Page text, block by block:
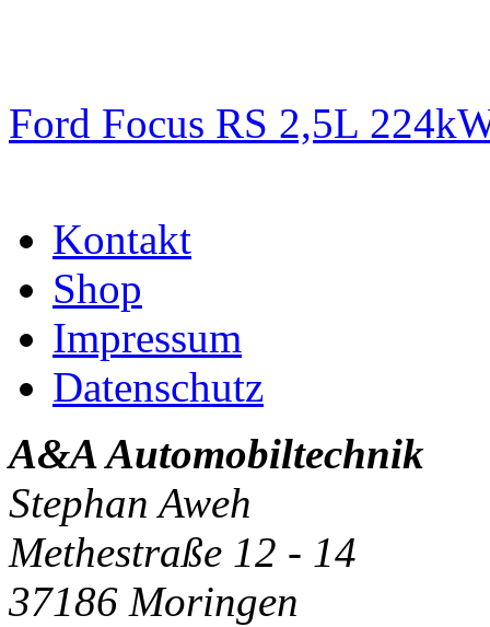
Ford Focus RS 2,5L
Kontakt
Shop
Impressum
Datenschutz
A&A Automobiltechnik
Stephan Aweh
Methestraße 12 - 14
37186 Moringen